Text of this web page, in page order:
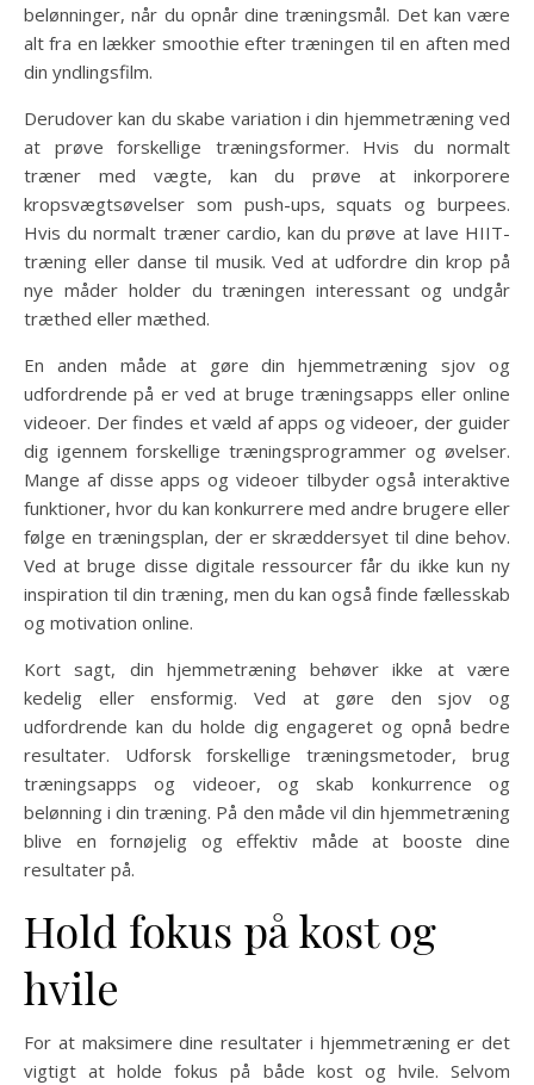
belønninger, når du opnår dine træningsmål. Det kan være
alt fra en lækker smoothie efter træningen til en aften med
din yndlingsfilm.
Derudover kan du skabe variation i din hjemmetræning ved
at prøve forskellige træningsformer. Hvis du normalt
træner med vægte, kan du prøve at inkorporere
kropsvægtsøvelser som push-ups, squats og burpees.
Hvis du normalt træner cardio, kan du prøve at lave HIIT-
træning eller danse til musik. Ved at udfordre din krop på
nye måder holder du træningen interessant og undgår
træthed eller mæthed.
En anden måde at gøre din hjemmetræning sjov og
udfordrende på er ved at bruge træningsapps eller online
videoer. Der findes et væld af apps og videoer, der guider
dig igennem forskellige træningsprogrammer og øvelser.
Mange af disse apps og videoer tilbyder også interaktive
funktioner, hvor du kan konkurrere med andre brugere eller
følge en træningsplan, der er skræddersyet til dine behov.
Ved at bruge disse digitale ressourcer får du ikke kun ny
inspiration til din træning, men du kan også finde fællesskab
og motivation online.
Kort sagt, din hjemmetræning behøver ikke at være
kedelig eller ensformig. Ved at gøre den sjov og
udfordrende kan du holde dig engageret og opnå bedre
resultater. Udforsk forskellige træningsmetoder, brug
træningsapps og videoer, og skab konkurrence og
belønning i din træning. På den måde vil din hjemmetræning
blive en fornøjelig og effektiv måde at booste dine
resultater på.
Hold fokus på kost og
hvile
For at maksimere dine resultater i hjemmetræning er det
vigtigt at holde fokus på både kost og hvile. Selvom